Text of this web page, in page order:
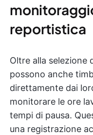
reportistica
Oltre alla selezione
possono anche
direttamente dai
monitorare le ore
tempi di pausa.
una registrazione